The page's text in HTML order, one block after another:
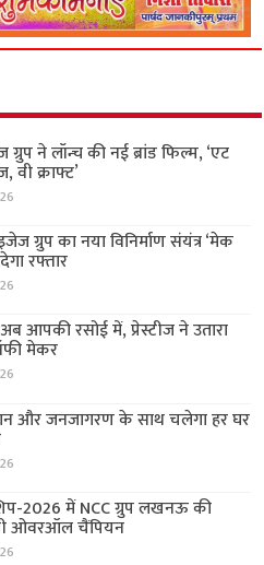
ग्रुप ने लॉन्च की नई ब्रांड फिल्म, ‘एट
वी क्राफ्ट’
ग्रुप का नया विनिर्माण संयंत्र ‘मेक
रफ्तार
आपकी रसोई में, प्रेस्टीज ने उतारा
मेकर
और जनजागरण के साथ चलेगा हर घर
2026 में NCC ग्रुप लखनऊ की
ओवरऑल चैंपियन